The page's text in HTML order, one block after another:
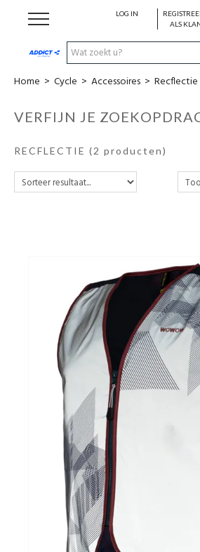
LOG IN
ALS
Cadeaubon
Loopschoenen
Yoga Fit
Nutrition
Accessoires
Laatste stuks
Loopanalyse
Home > Cycle > Accessoires > Recflectie
VERFIJN JE
RECFLECTIE (2 producten)